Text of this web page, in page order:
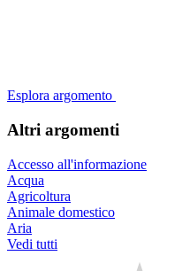
Esplora argomento
Altri argomenti
Accesso all'informazione
Acqua
Agricoltura
Animale domestico
Aria
Vedi tutti